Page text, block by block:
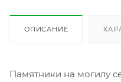
ОПИСАНИЕ
Памятники на могилу